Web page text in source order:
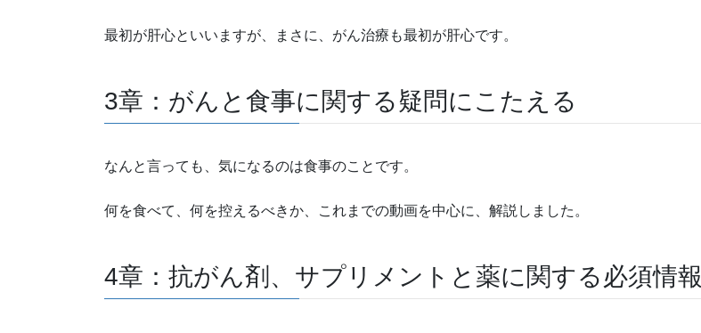
最初が肝心といいますが、まさに、がん治療も最初が肝心です。
3章：がんと食事に関する疑問にこたえる
なんと言っても、気になるのは食事のことです。
何を食べて、何を控えるべきか、これまでの動画を中心に、解説しました。
4章：抗がん剤、サプリメントと薬に関する必須情報